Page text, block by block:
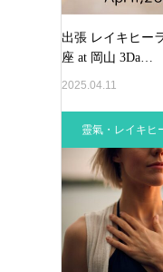
出張 レイキヒー
座 at 岡山 3Da…
2025.04.11
靈氣・レイキヒ